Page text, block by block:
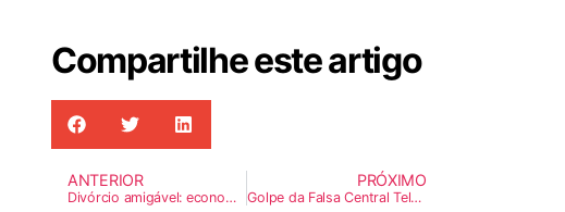
Compartilhe este artigo
ANTERIOR
Divórcio amigável: economize tempo e dinheiro com essa opção rápida e menos desgastante
PRÓXIMO
Golpe da Falsa Central Telefônica